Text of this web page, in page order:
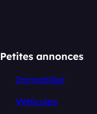
Petites annonces
Immobilier
Véhicules